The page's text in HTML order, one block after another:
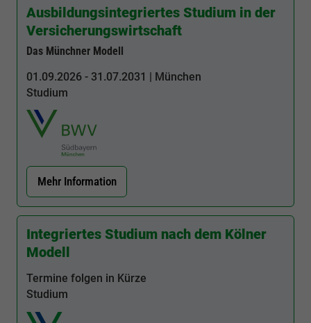
Ausbildungsintegriertes Studium in der
Versicherungswirtschaft
Das Münchner Modell
01.09.2026 - 31.07.2031 | München
Studium
Mehr Information
Integriertes Studium nach dem Kölner
Modell
Termine folgen in Kürze
Studium